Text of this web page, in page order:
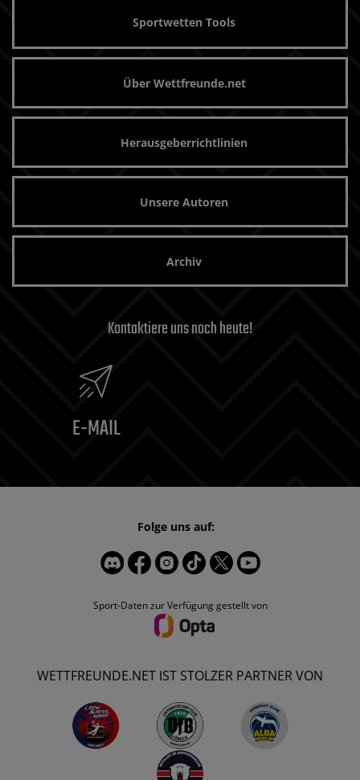
Sportwetten Tools
Über Wettfreunde.net
Herausgeberrichtlinien
Unsere Autoren
Archiv
Kontaktiere uns noch heute!
E-MAIL
Sport-Daten zur Verfügung gestellt von
Folge uns auf:
WETTFREUNDE.NET IST STOLZER PARTNER VON